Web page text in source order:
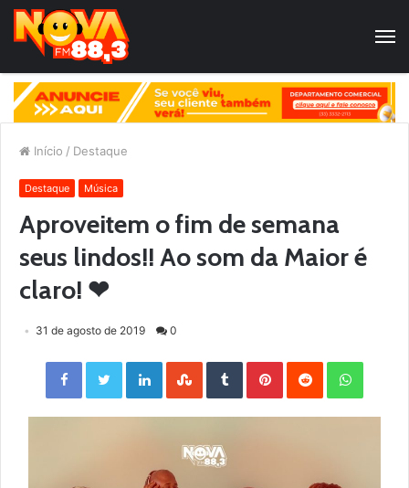
Início / Destaque
Destaque Música
Aproveitem o fim de semana
seus lindos!! Ao som da Maior é
claro! ❤
31 de agosto de 2019 0
Facebook Twitter LinkedIn StumbleUpon Tumblr Pinterest Reddit